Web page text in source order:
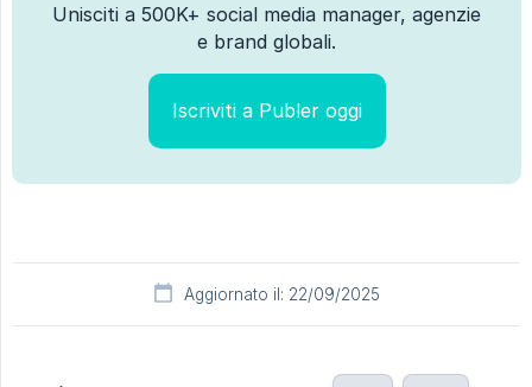
Unisciti a 500K+ social media manager, agenzie
e brand globali.
Iscriviti a Publer oggi
Aggiornato il: 22/09/2025